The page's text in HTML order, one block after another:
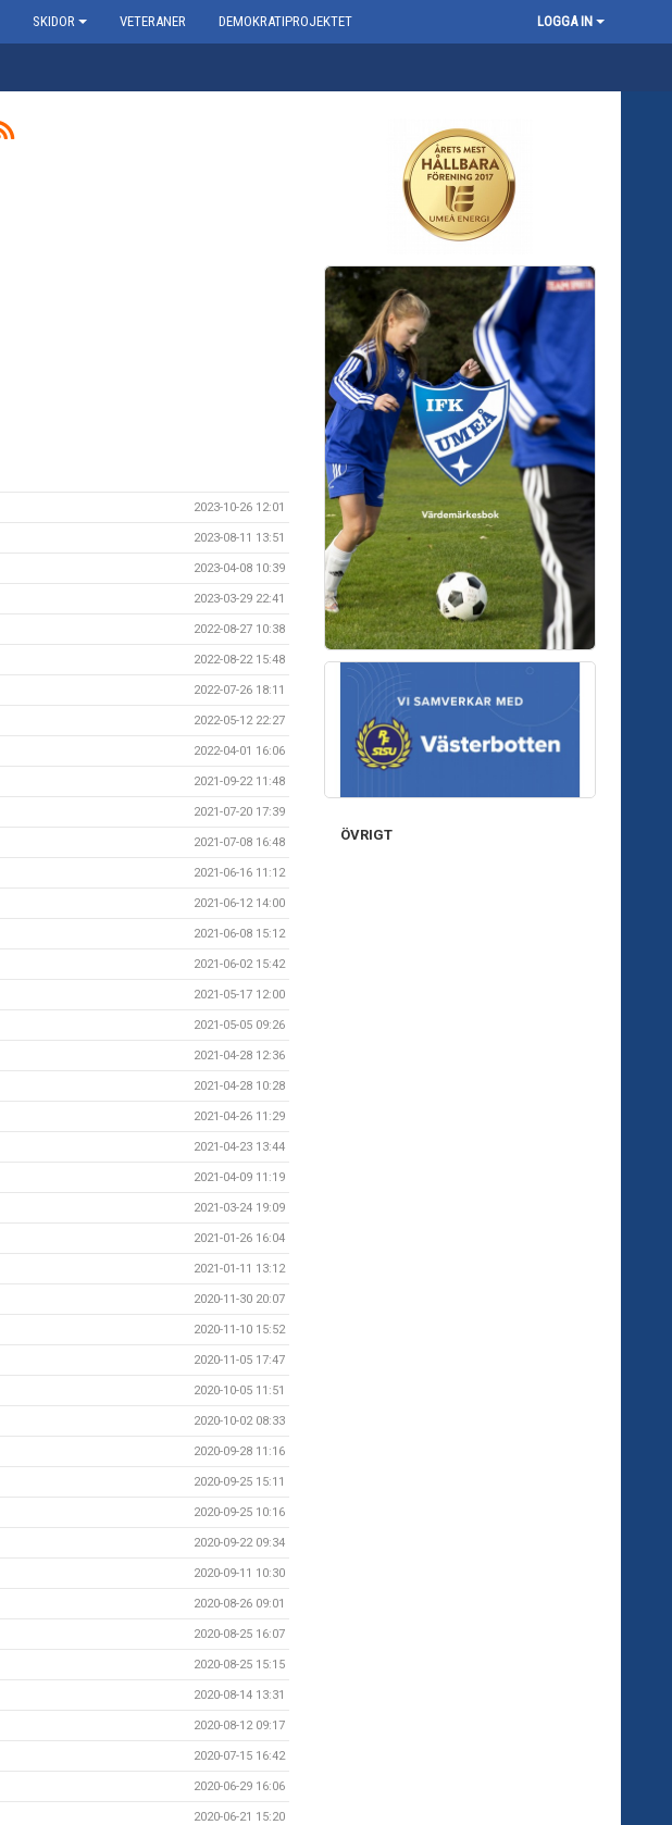
SKIDOR VETERANER DEMOKRATIPROJEKTET LOGGA IN
2023-10-26 12:01
2023-08-11 13:51
2023-04-08 10:39
2023-03-29 22:41
2022-08-27 10:38
2022-08-22 15:48
2022-07-26 18:11
2022-05-12 22:27
2022-04-01 16:06
2021-09-22 11:48
2021-07-20 17:39
2021-07-08 16:48
2021-06-16 11:12
2021-06-12 14:00
2021-06-08 15:12
2021-06-02 15:42
2021-05-17 12:00
2021-05-05 09:26
2021-04-28 12:36
2021-04-28 10:28
2021-04-26 11:29
2021-04-23 13:44
2021-04-09 11:19
2021-03-24 19:09
2021-01-26 16:04
2021-01-11 13:12
2020-11-30 20:07
2020-11-10 15:52
2020-11-05 17:47
2020-10-05 11:51
2020-10-02 08:33
2020-09-28 11:16
2020-09-25 15:11
2020-09-25 10:16
2020-09-22 09:34
2020-09-11 10:30
2020-08-26 09:01
2020-08-25 16:07
2020-08-25 15:15
2020-08-14 13:31
2020-08-12 09:17
2020-07-15 16:42
2020-06-29 16:06
2020-06-21 15:20
ÖVRIGT